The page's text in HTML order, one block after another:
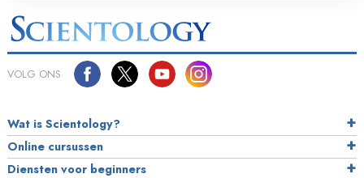
VOLG ONS
Wat is Scientology?
Online cursussen
Diensten voor beginners